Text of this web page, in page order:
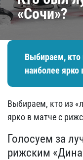
«Сочи»?
Выбираем, кто
наиболее
Выбираем, кто из
ярко в матче с
Голосуем за
рижским